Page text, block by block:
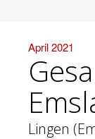
April 2021
Lingen